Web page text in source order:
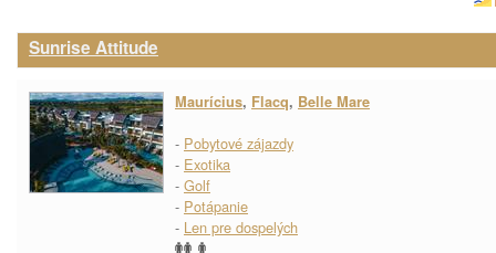
Sunrise Attitude
Maurícius, Flacq, Belle Mare
- Pobytové zájazdy
- Exotika
- Golf
- Potápanie
- Len pre dospelých